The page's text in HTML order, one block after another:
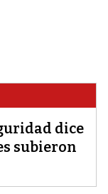
dice
subieron